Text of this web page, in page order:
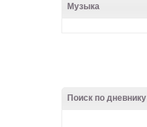
Музыка
Поиск по дневнику